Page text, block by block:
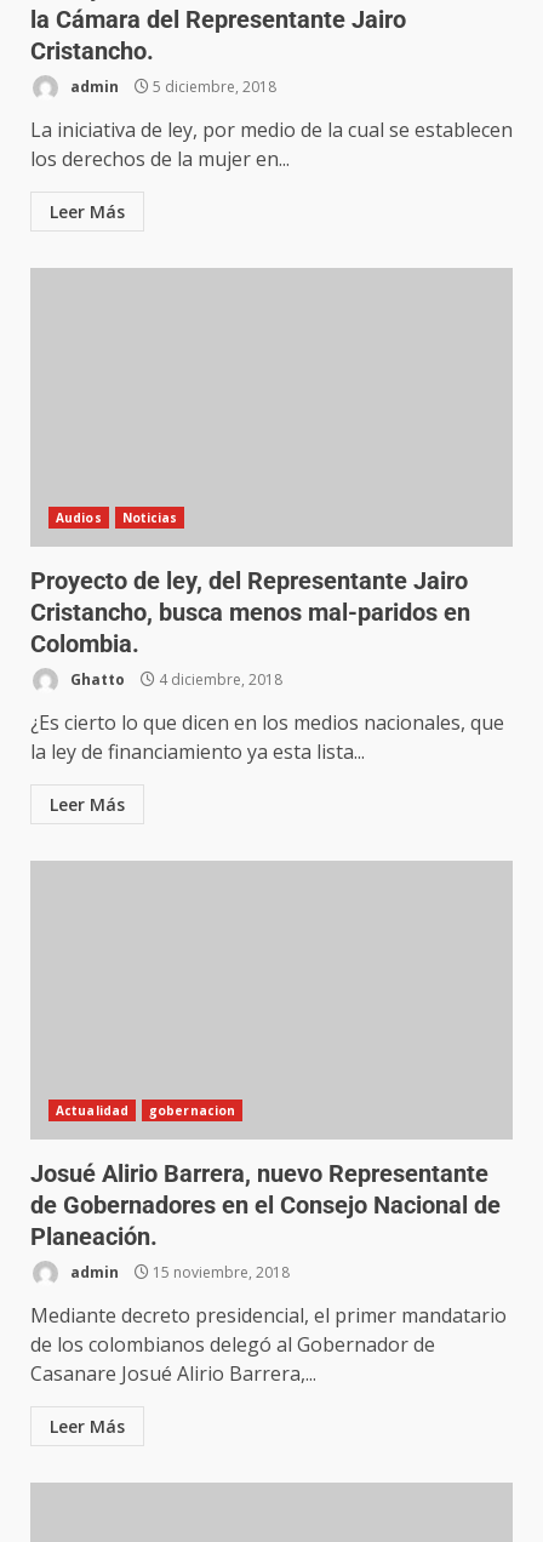
la Cámara del Representante Jairo
Cristancho.
admin 5 diciembre, 2018
La iniciativa de ley, por medio de la cual se establecen
los derechos de la mujer en...
Leer Más
Audios Noticias
Proyecto de ley, del Representante Jairo
Cristancho, busca menos mal-paridos en
Colombia.
Ghatto 4 diciembre, 2018
¿Es cierto lo que dicen en los medios nacionales, que
la ley de financiamiento ya esta lista...
Leer Más
Actualidad gobernacion
Josué Alirio Barrera, nuevo Representante
de Gobernadores en el Consejo Nacional de
Planeación.
admin 15 noviembre, 2018
Mediante decreto presidencial, el primer mandatario
de los colombianos delegó al Gobernador de
Casanare Josué Alirio Barrera,...
Leer Más